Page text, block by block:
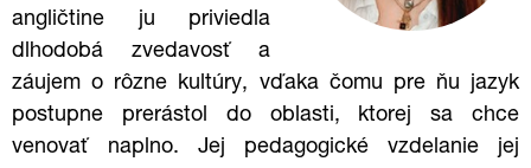
angličtine ju priviedla
dlhodobá zvedavosť a
záujem o rôzne kultúry, vďaka čomu pre ňu jazyk
postupne prerástol do oblasti, ktorej sa chce
venovať naplno. Jej pedagogické vzdelanie jej